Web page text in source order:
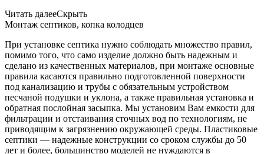
Читать далееСкрыть
Монтаж септиков, копка колодцев
При установке септика нужно соблюдать множество правил,
помимо того, что само изделие должно быть надежным и
сделано из качественных материалов, при монтаже основные
правила касаются правильно подготовленной поверхности
под канализацию и трубы с обязательным устройством
песчаной подушки и уклона, а также правильная установка и
обратная послойная засыпка. Мы установим Вам емкости для
фильтрации и отстаивания сточных вод по технологиям, не
приводящим к загрязнению окружающей среды. Пластиковые
септики — надежные конструкции со сроком службы до 50
лет и более, большинство моделей не нуждаются в